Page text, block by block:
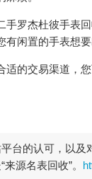
手罗杰杜彼手表
有闲置的手表想
适的交易渠道，
台的认可，以及
源名表回收”。